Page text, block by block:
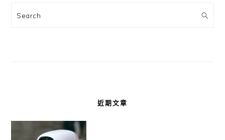
Search
近期文章